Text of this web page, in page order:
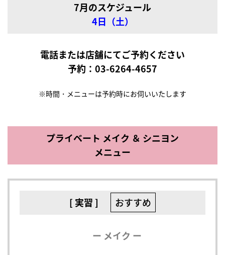
7月のスケジュール
4日（土）
電話または店舗にてご予約ください
予約： 03-6264-4657
※時間・メニューは予約時にお伺いいたします
プライベート メイク ＆ シニヨン
メニュー
[ 実習 ] おすすめ
ー メイク ー